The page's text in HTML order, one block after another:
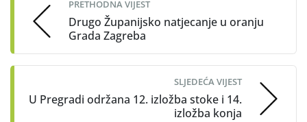
PRETHODNA VIJEST
Drugo Županijsko natjecanje u oranju
Grada Zagreba
SLJEDEĆA VIJEST
U Pregradi održana 12. izložba stoke i 14.
izložba konja